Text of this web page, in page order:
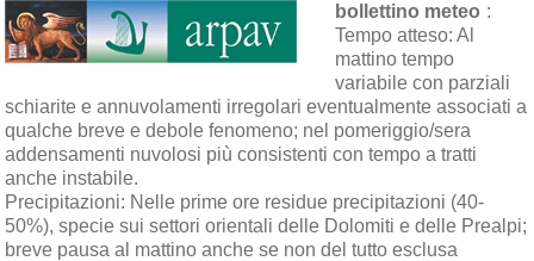
bollettino meteo :
Tempo atteso:Al
mattino tempo
variabile con parziali
schiarite e annuvolamenti irregolari eventualmente associati a
qualche breve e debole fenomeno; nel pomeriggio/sera
addensamenti nuvolosi più consistenti con tempo a tratti
anche instabile.
Precipitazioni: Nelle prime ore residue precipitazioni (40-
50%), specie sui settori orientali delle Dolomiti e delle Prealpi;
breve pausa al mattino anche se non del tutto esclusa